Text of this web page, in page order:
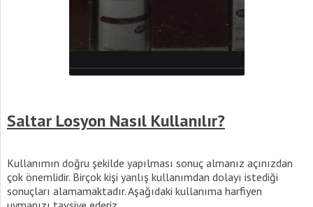
Saltar Losyon Nasıl Kullanılır?
Kullanımın doğru şekilde yapılması sonuç almanız açınızdan
çok önemlidir. Birçok kişi yanlış kullanımdan dolayı istediği
sonuçları alamamaktadır. Aşağıdaki kullanıma harfiyen